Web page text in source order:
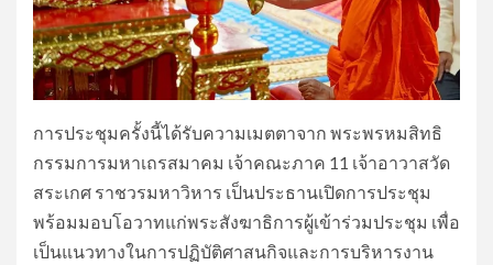
การประชุมครั้งนี้ได้รับความเมตตาจาก พระพรหมสิทธิ
กรรมการมหาเถรสมาคม เจ้าคณะภาค 11 เจ้าอาวาสวัด
สระเกศ ราชวรมหาวิหาร เป็นประธานเปิดการประชุม
พร้อมมอบโอวาทแก่พระสังฆาธิการผู้เข้าร่วมประชุม เพื่อ
เป็นแนวทางในการปฏิบัติศาสนกิจและการบริหารงาน